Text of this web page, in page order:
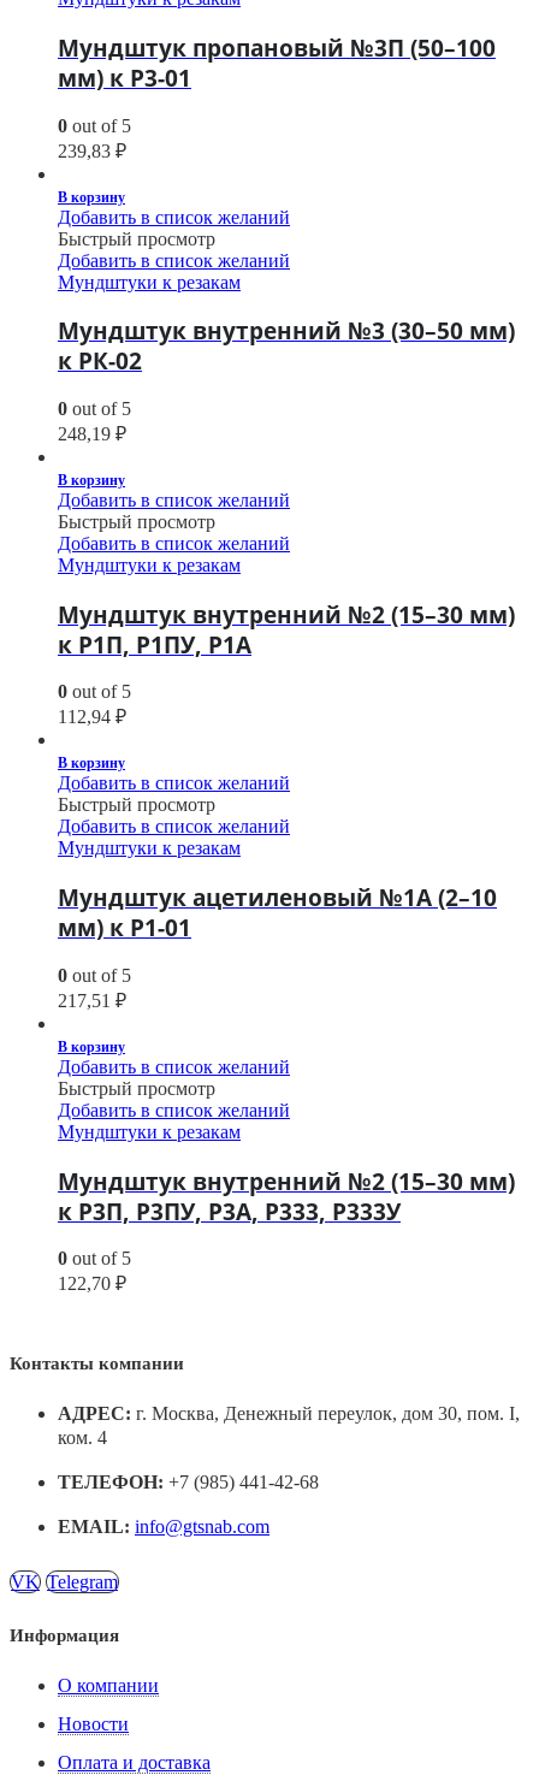
Мундштук пропановый №3П (50–100
мм) к Р3-01
0 out of 5
239,83 ₽
В корзину
Добавить в список желаний
Быстрый просмотр
Добавить в список желаний
Мундштуки к резакам
Мундштук внутренний №3 (30–50 мм)
к РК-02
0 out of 5
248,19 ₽
В корзину
Добавить в список желаний
Быстрый просмотр
Добавить в список желаний
Мундштуки к резакам
Мундштук внутренний №2 (15–30 мм)
к Р1П, Р1ПУ, Р1А
0 out of 5
112,94 ₽
В корзину
Добавить в список желаний
Быстрый просмотр
Добавить в список желаний
Мундштуки к резакам
Мундштук ацетиленовый №1А (2–10
мм) к Р1-01
0 out of 5
217,51 ₽
В корзину
Добавить в список желаний
Быстрый просмотр
Добавить в список желаний
Мундштуки к резакам
Мундштук внутренний №2 (15–30 мм)
к Р3П, Р3ПУ, Р3А, Р333, Р333У
0 out of 5
122,70 ₽
Контакты компании
АДРЕС: г. Москва, Денежный переулок, дом 30, пом. I,
ком. 4
ТЕЛЕФОН: +7 (985) 441-42-68
EMAIL: info@gtsnab.com
VK Telegram
Информация
О компании
Новости
Оплата и доставка